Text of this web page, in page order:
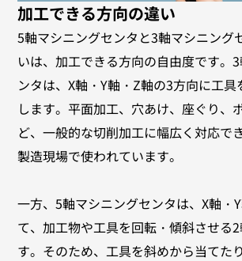
加工できる方向の違い
5軸マシニングセンタと3軸マシニング
いは、加工できる方向の自由度です。
ンタは、X軸・Y軸・Z軸の3方向に工
します。平面加工、穴あけ、座ぐり、
ど、一般的な切削加工に幅広く対応で
製造現場で使われています。
一方、5軸マシニングセンタは、X軸・
て、加工物や工具を回転・傾斜させる
す。そのため、工具を斜めから当てた